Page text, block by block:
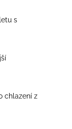
s
chlazení z